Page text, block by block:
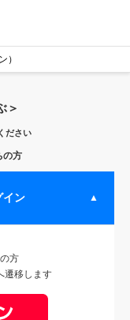
）
＞
ださい
方
イン ▲
方
遷移します